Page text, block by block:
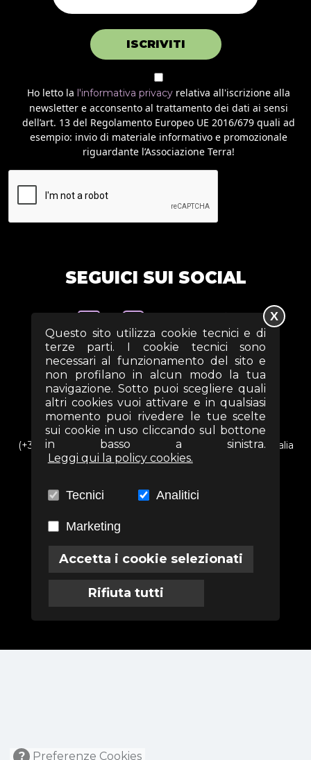
ISCRIVITI
Ho letto la l'informativa privacy relativa all'iscrizione alla
newsletter e acconsento al trattamento dei dati ai sensi
dell’art. 13 del Regolamento Europeo UE 2016/679 quali ad
esempio: invio di materiale informativo e promozionale
riguardante l’Associazione Terra!
(+39) 06 69352313 - Via Arezzo n. 18 - 00161- Roma - Italia
CF: 97502710581
SEGUICI SUI SOCIAL
Termini Privacy Cookies
Powered byLabodi S.r.l.
? Preferenze Cookies
Questo sito utilizza cookie tecnici e di
terze parti. I cookie tecnici sono
necessari al funzionamento del sito e
non profilano in alcun modo la tua
navigazione. Sotto puoi scegliere quali
altri cookies vuoi attivare e in qualsiasi
momento puoi rivedere le tue scelte
sui cookie in uso cliccando sul bottone
in basso a sinistra.
Leggi qui la policy cookies.
Tecnici Analitici
Marketing
Accetta i cookie selezionati
Rifiuta tutti
X